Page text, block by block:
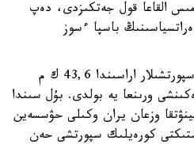
قازاقستاندىقتار 2 كۇمىس القاعا قول جەتكىزدى، دەپ
باسپا ءسوز
جاندوس بيجىگىتوۆ ەرەسەك سپورتشىلار اراسىندا 43,6 ك م
ورىنعا يە بولدى. بۇل سىندا
القا جەرلەسىمىزدەن 2 مينۋتقا وزعان يران وكىلى حۋسسەين
كورەيلىك سپورتشى حەن